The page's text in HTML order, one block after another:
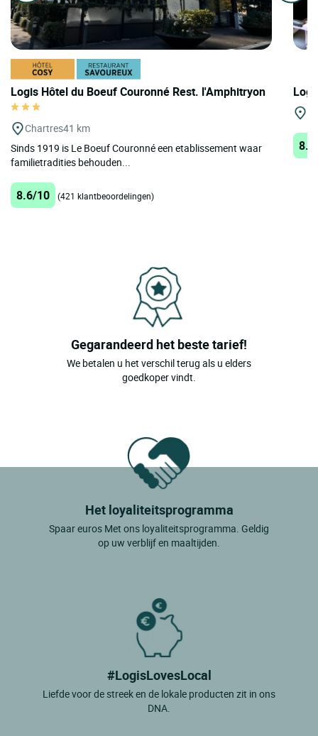
Logis Hôtel du Boeuf Couronné Rest. l'Amphitryon
Chartres41 km
Sinds 1919 is Le Boeuf Couronné een etablissement waar
familietradities behouden...
8.6/10 (421 klantbeoordelingen)
Gegarandeerd het beste tarief!
We betalen u het verschil terug als u elders
goedkoper vindt.
Het loyaliteitsprogramma
Spaar euros Met ons loyaliteitsprogramma. Geldig
op uw verblijf en maaltijden.
#LogisLovesLocal
Liefde voor de streek en de lokale producten zit in ons
DNA.